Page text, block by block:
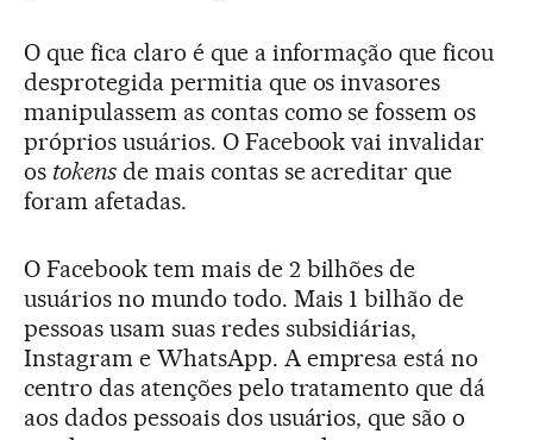
O que fica claro é que a informação que ficou
desprotegida permitia que os invasores
manipulassem as contas como se fossem os
próprios usuários. O Facebook vai invalidar
os tokensde mais contas se acreditar que
foram afetadas.
O Facebook tem mais de 2 bilhões de
usuários no mundo todo. Mais 1 bilhão de
pessoas usam suas redes subsidiárias,
Instagram e WhatsApp. A empresa está no
centro das atenções pelo tratamento que dá
aos dados pessoais dos usuários, que são o